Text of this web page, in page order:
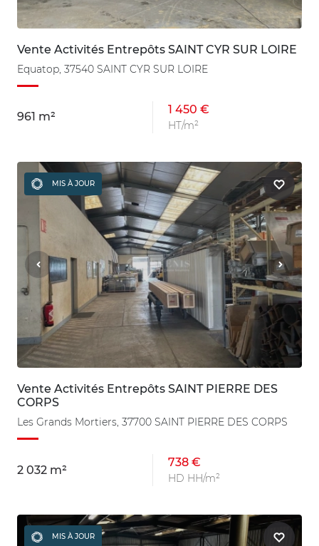
Vente Activités Entrepôts SAINT CYR SUR LOIRE
Equatop, 37540 SAINT CYR SUR LOIRE
961 m²
1 450 €
HT/m²
MIS À JOUR
Vente Activités Entrepôts SAINT PIERRE DES
CORPS
Les Grands Mortiers, 37700 SAINT PIERRE DES CORPS
2 032 m²
738 €
HD HH/m²
MIS À JOUR